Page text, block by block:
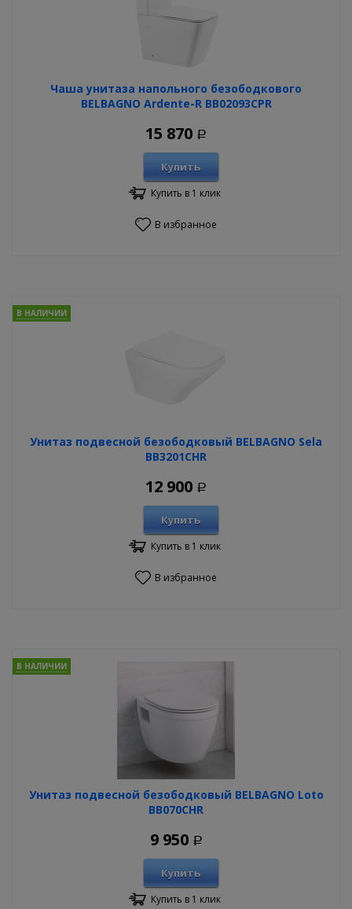
Чаша унитаза напольного безободкового
BELBAGNO Ardente-R BB02093CPR
15 870 Р
Купить
Купить в 1 клик
В избранное
Унитаз подвесной безободковый BELBAGNO Sela
BB3201CHR
В НАЛИЧИИ
12 900 Р
Купить
Купить в 1 клик
В избранное
Унитаз подвесной безободковый BELBAGNO Loto
BB070CHR
В НАЛИЧИИ
9 950 Р
Купить
Купить в 1 клик